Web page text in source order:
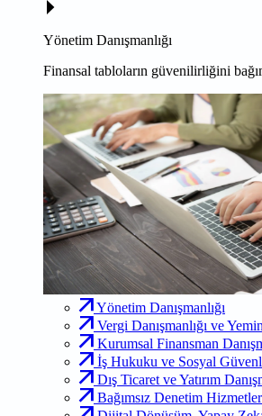
Yönetim Danışmanlığı
Finansal tabloların güvenilirliğini
Yönetim Danışmanlığı
Vergi Danışmanlığı ve
Kurumsal Finansman
İş Hukuku ve Sosyal
Dış Ticaret ve Yatırım
Bağımsız Denetim